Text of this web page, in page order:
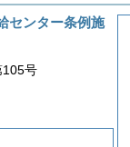
センター条例施
号